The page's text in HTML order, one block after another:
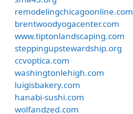
remodelingchicagoonline.com
brentwoodyogacenter.com
www.tiptonlandscaping.com
steppingupstewardship.org
ccvoptica.com
washingtonlehigh.com
luigisbakery.com
hanabi-sushi.com
wolfandzed.com